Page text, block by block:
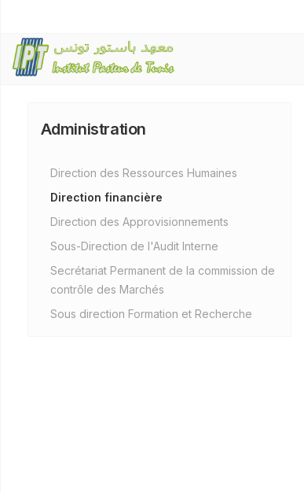
Administration
Direction des Ressources Humaines
Direction financière
Direction des Approvisionnements
Sous-Direction de l'Audit Interne
Secrétariat Permanent de la commission de
contrôle des Marchés
Sous direction Formation et Recherche